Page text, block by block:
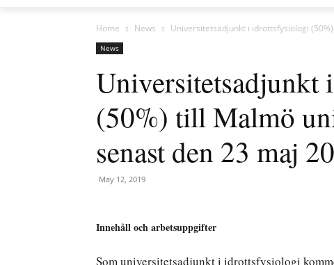
Home News Universitetsadjunkt i idrottsfysiologi
News
(50%) till Malmö
senast den 23 maj
May 12, 2019
Innehåll och arbetsuppgifter
Som universitetsadjunkt i idrottsfysiologi